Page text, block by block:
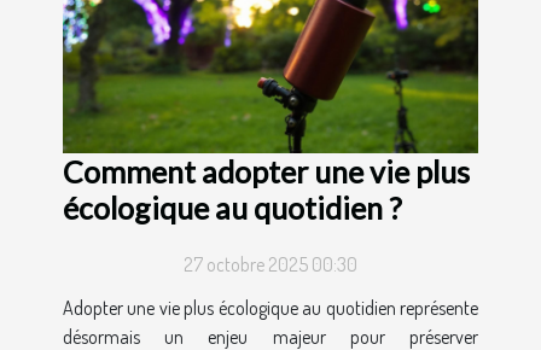
Comment adopter une vie plus
écologique au quotidien ?
27 octobre 2025 00:30
Adopter une vie plus écologique au quotidien représente
désormais un enjeu majeur pour préserver